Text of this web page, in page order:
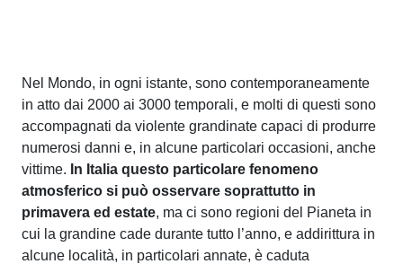
Nel Mondo, in ogni istante, sono contemporaneamente
in atto dai 2000 ai 3000 temporali, e molti di questi sono
accompagnati da violente grandinate capaci di produrre
numerosi danni e, in alcune particolari occasioni, anche
vittime. In Italia questo particolare fenomeno
atmosferico si può osservare soprattutto in
primavera ed estate, ma ci sono regioni del Pianeta in
cui la grandine cade durante tutto l’anno, e addirittura in
alcune località, in particolari annate, è caduta